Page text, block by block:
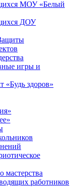
МОУ «Белый
ДОУ
игры и
здоров»
мастерства
работников